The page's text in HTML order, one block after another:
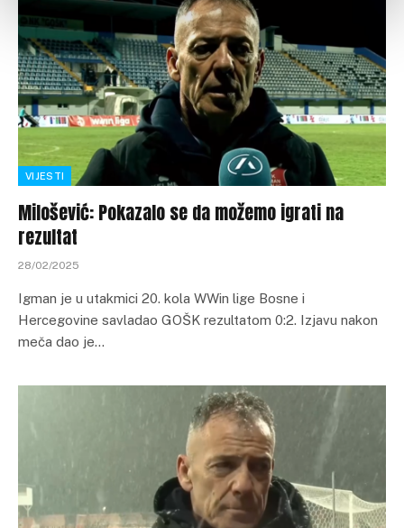
VIJESTI
Milošević: Pokazalo se da možemo igrati na
rezultat
28/02/2025
Igman je u utakmici 20. kola WWin lige Bosne i
Hercegovine savladao GOŠK rezultatom 0:2. Izjavu nakon
meča dao je…